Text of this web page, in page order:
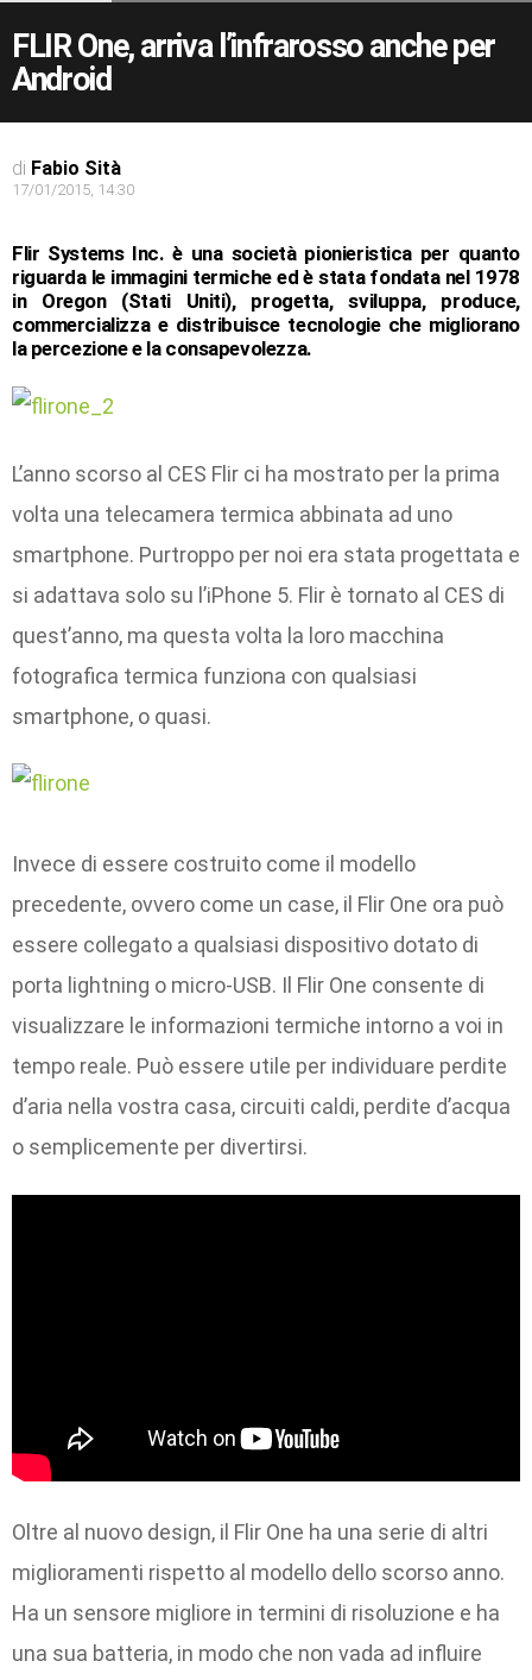
FLIR One, arriva l’infrarosso anche per
Android
di Fabio Sità
17/01/2015, 14:30
Flir Systems Inc. è una società pionieristica per quanto
riguarda le immagini termiche ed è stata fondata nel 1978
in Oregon (Stati Uniti), progetta, sviluppa, produce,
commercializza e distribuisce tecnologie che migliorano
la percezione e la consapevolezza.
L’anno scorso al CES Flir ci ha mostrato per la prima
volta una telecamera termica abbinata ad uno
smartphone. Purtroppo per noi era stata progettata e
si adattava solo su l’iPhone 5. Flir è tornato al CES di
quest’anno, ma questa volta la loro macchina
fotografica termica funziona con qualsiasi
smartphone, o quasi.
Invece di essere costruito come il modello
precedente, ovvero come un case, il Flir One ora può
essere collegato a qualsiasi dispositivo dotato di
porta lightning o micro-USB. Il Flir One consente di
visualizzare le informazioni termiche intorno a voi in
tempo reale. Può essere utile per individuare perdite
d’aria nella vostra casa, circuiti caldi, perdite d’acqua
o semplicemente per divertirsi.
Oltre al nuovo design, il Flir One ha una serie di altri
miglioramenti rispetto al modello dello scorso anno.
Ha un sensore migliore in termini di risoluzione e ha
una sua batteria, in modo che non vada ad influire